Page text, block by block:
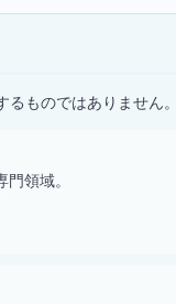
ものではありません。
領域。